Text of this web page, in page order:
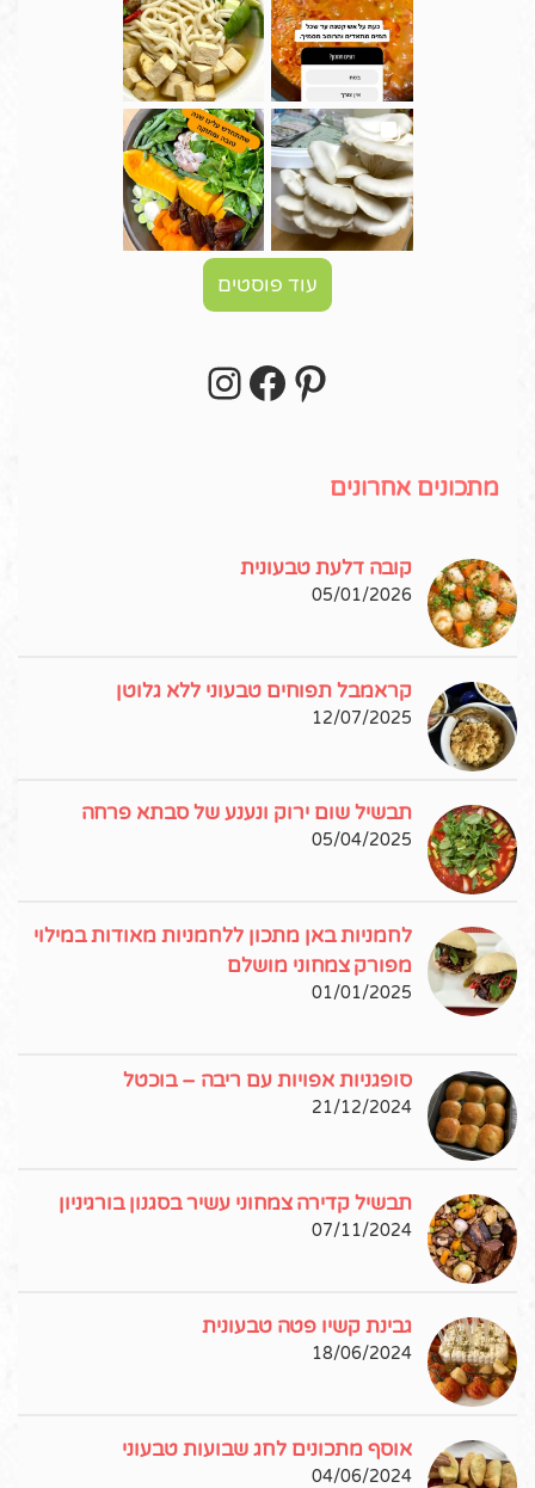
עוד פוסטים
Pinterest
Facebook
מתכונים אחרונים
קובה דלעת טבעונית
05/01/2026
קראמבל תפוחים טבעוני ללא גלוטן
12/07/2025
תבשיל שום ירוק ונענע של סבתא פרחה
05/04/2025
לחמניות באן מתכון ללחמניות מאודות במילוי
מפורק צמחוני מושלם
01/01/2025
סופגניות אפויות עם ריבה – בוכטל
21/12/2024
תבשיל קדירה צמחוני עשיר בסגנון בורגיניון
07/11/2024
גבינת קשיו פטה טבעונית
18/06/2024
אוסף מתכונים לחג שבועות טבעוני
04/06/2024